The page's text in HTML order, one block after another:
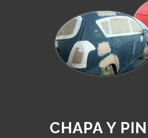
CHAPA Y